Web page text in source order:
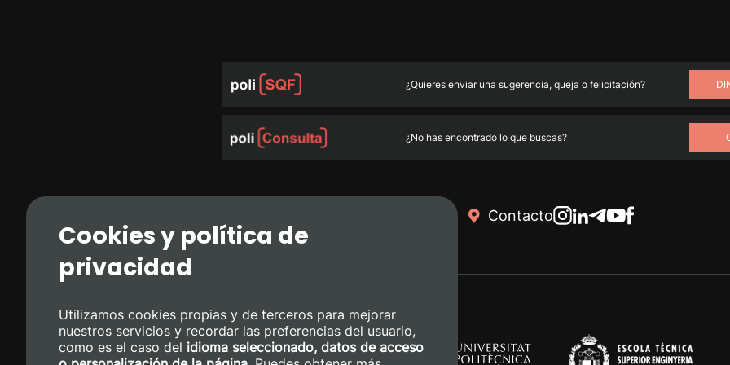
Cookies y política de
privacidad
Utilizamos cookies propias y de terceros para mejorar
nuestros servicios y recordar las preferencias del usuario,
como es el caso del idioma seleccionado, datos de acceso
¿Quieres enviar una sugerencia, queja o felicitación?
¿No has encontrado lo que buscas?
Contacto